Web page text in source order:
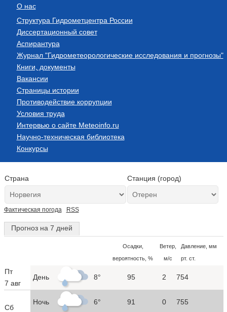
О нас
Структура Гидрометцентра России
Диссертационный совет
Аспирантура
Журнал "Гидрометеорологические исследования и прогнозы"
Книги, документы
Вакансии
Страницы истории
Противодействие коррупции
Условия труда
Интервью о сайте Meteoinfo.ru
Научно-техническая библиотека
Конкурсы
Страна Станция (город)
Фактическая погода RSS
Прогноз на 7 дней
Осадки,
вероятность, %
Ветер,
м/с
Давление, мм
рт. ст.
Пт
7 авг
День 8° 95 2 754
Сб
Ночь 6° 91 0 755